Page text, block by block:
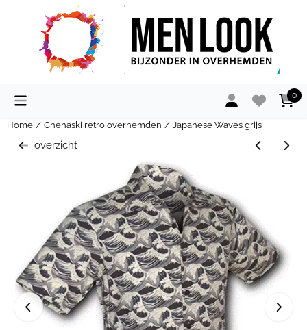
Cookievoorkeuren zijn momenteel gesloten.
0
Home / Chenaski retro overhemden / Japanese Waves grijs
overzicht